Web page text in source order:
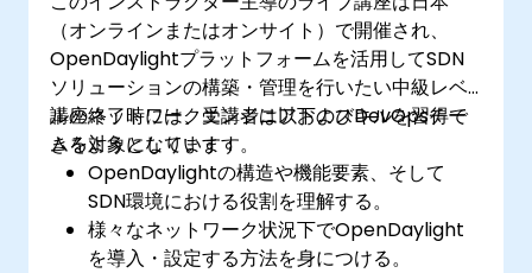
（オンラインまたはオンサイト）で開催され、
OpenDaylightプラットフォームを活用してSDN
ソリューションの構築・管理を行いたい中級レベ
ルのネットワークエンジニアおよびDevOpsチー
ムを対象としています。
講座終了時には、受講者は以下のスキルを習得で
きるようになります：
OpenDaylightの構造や機能要素、そして
SDN環境における役割を理解する。
様々なネットワーク状況下でOpenDaylight
を導入・設定する方法を身につける。